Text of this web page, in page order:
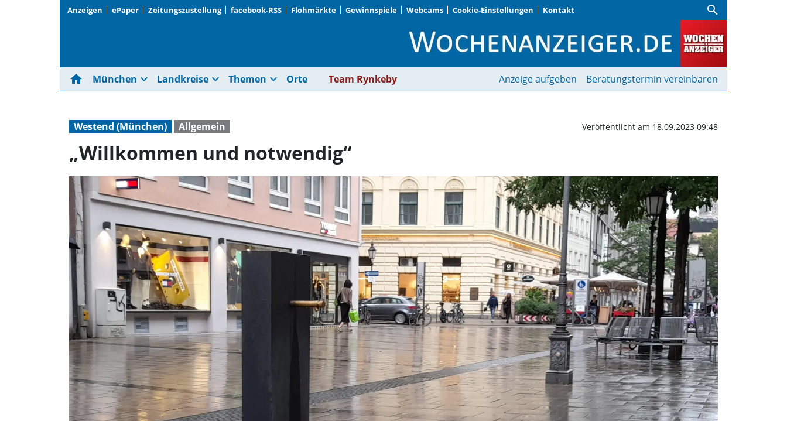
Anzeigen ePaper Zeitungszustellung facebook-RSS Flohmärkte Gewinnspiele Webcams Cookie-Einstellungen Kontakt search
„Willkommen und notwendig“ |
home München expand_more Landkreise expand_more Themen expand_more Orte Team Rynkeby Anzeige aufgeben Beratungstermin vereinbaren
Westend (München) Allgemein Veröffentlicht am 18.09.2023 09:48
„Willkommen und notwendig“